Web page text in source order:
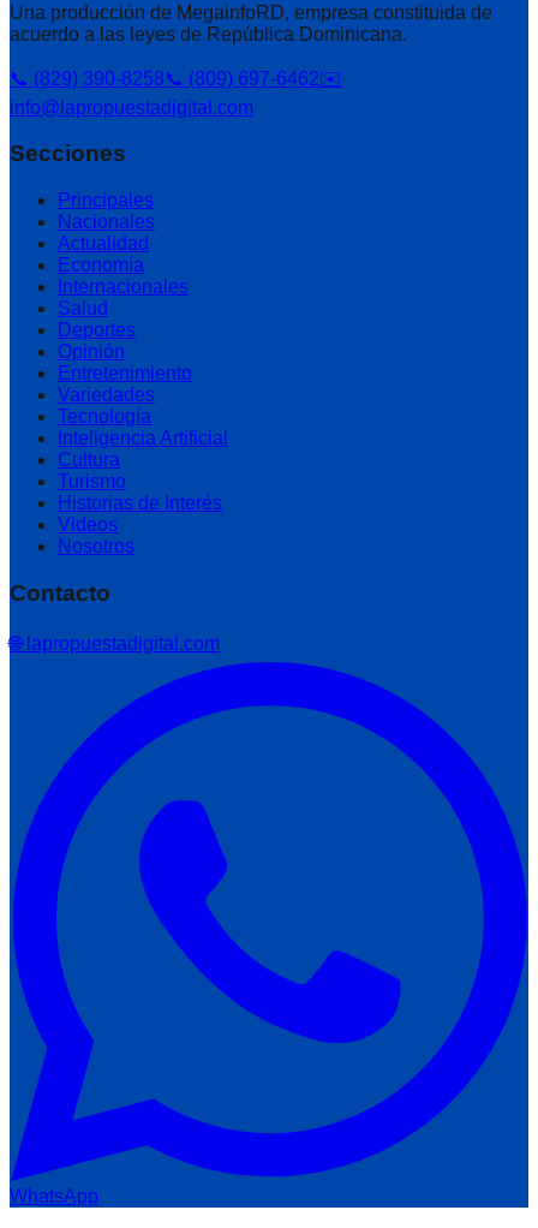
Una producción de MegainfoRD, empresa constituida de
acuerdo a las leyes de República Dominicana.
📞 (829) 390-8258📞 (809) 697-6462✉️
info@lapropuestadigital.com
Secciones
Principales
Nacionales
Actualidad
Economía
Internacionales
Salud
Deportes
Opinión
Entretenimiento
Variedades
Tecnología
Inteligencia Artificial
Cultura
Turismo
Historias de Interés
Videos
Nosotros
Contacto
🌐 lapropuestadigital.com
WhatsApp